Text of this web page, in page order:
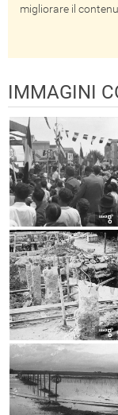
migliorare il
IMMAGINI